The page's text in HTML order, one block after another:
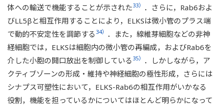
体への輸送で機能することが示された33） ．さらに，Rab6およ
びLL5βと相互作用することにより，ELKSは微小管のプラス端
で動的不安定性を調節する 34） ．また，線維芽細胞などの非神
経細胞では，ELKSは細胞内の微小管の再編成，およびRab6を
介した小胞の開口放出を制御している 35） ．しかしながら，ア
クティブゾーンの形成・維持や神経細胞の極性形成，さらには
シナプス可塑性において，ELKS-Rab6の相互作用がいかなる
役割，機能を担っているかについてはほとんど明らかになって